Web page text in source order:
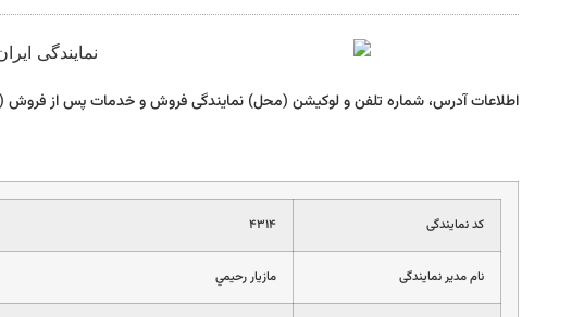
اطلاعات آدرس، شماره تلفن و لوکیشن (محل) نمایندگی فروش و خدمات پس از فروش
کد نمایندگی ۴۳۱۴
نام مدیر نمایندگی مازيار رحيمي